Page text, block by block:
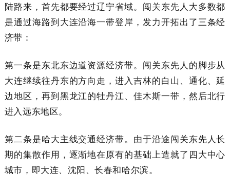
陆路来，首先都要经过辽宁省域。闯关东先人大多数都
是通过海路到大连沿海一带登岸，发力开拓出了三条经
济带：
第一条是东北东边道资源经济带。闯关东先人的脚步从
大连继续往丹东的方向走，进入吉林的白山、通化、延
边地区，再到黑龙江的牡丹江、佳木斯一带，然后北行
进入远东地区。
第二条是哈大主线交通经济带。由于沿途闯关东先人长
期的集散作用，逐渐地在原有的基础上造就了四大中心
城市，即大连、沈阳、长春和哈尔滨。